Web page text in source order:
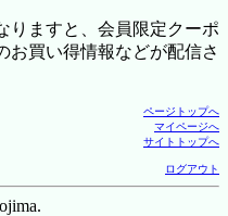
りますと、会員限定クーポ
お買い得情報などが配信さ
ページトップへ
マイページへ
サイトトップへ
ログアウト